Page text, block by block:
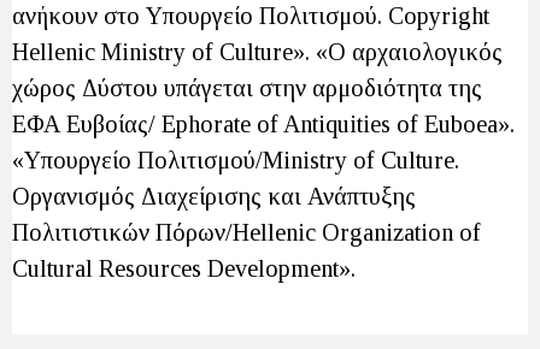
ανήκουν στο Υπουργείο Πολιτισμού. Copyright
Hellenic Ministry of Culture». «O αρχαιολογικός
χώρος Δύστου υπάγεται στην αρμοδιότητα της
ΕΦΑ Ευβοίας/ Ephorate of Antiquities of Euboea».
«Υπουργείο Πολιτισμού/Ministry of Culture.
Οργανισμός Διαχείρισης και Ανάπτυξης
Πολιτιστικών Πόρων/Hellenic Organization of
Cultural Resources Development».